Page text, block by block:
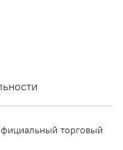
торговый